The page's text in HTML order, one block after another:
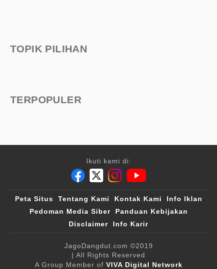
TOPIK PILIHAN
TERPOPULER
Ikuti kami di:
Peta Situs Tentang Kami Kontak Kami
Info Iklan
Pedoman Media Siber
Panduan Kebijakan
Disclaimer
Info Karir
JagoDangdut.com ©2019
| All Rights Reserved
A Group Member of VIVA Digital Network